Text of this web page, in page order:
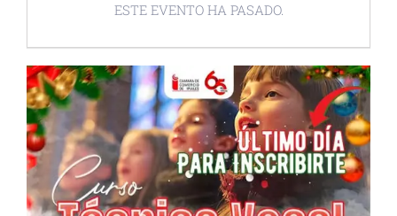
ESTE EVENTO HA PASADO.